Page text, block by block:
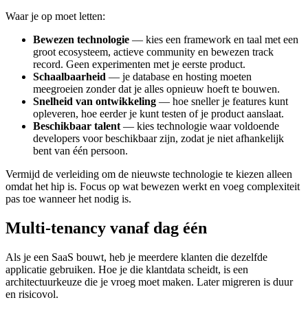
Waar je op moet letten:
Bewezen technologie — kies een framework en taal met een
groot ecosysteem, actieve community en bewezen track
record. Geen experimenten met je eerste product.
Schaalbaarheid — je database en hosting moeten
meegroeien zonder dat je alles opnieuw hoeft te bouwen.
Snelheid van ontwikkeling — hoe sneller je features kunt
opleveren, hoe eerder je kunt testen of je product aanslaat.
Beschikbaar talent— kies technologie waar voldoende
developers voor beschikbaar zijn, zodat je niet afhankelijk
bent van één persoon.
Vermijd de verleiding om de nieuwste technologie te kiezen alleen
omdat het hip is. Focus op wat bewezen werkt en voeg complexiteit
pas toe wanneer het nodig is.
Multi-tenancy vanaf dag één
Als je een SaaS bouwt, heb je meerdere klanten die dezelfde
applicatie gebruiken. Hoe je die klantdata scheidt, is een
architectuurkeuze die je vroeg moet maken. Later migreren is duur
en risicovol.